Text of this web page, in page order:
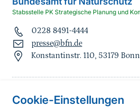
Cookie-Einstellungen
Stabsstelle PK Strategische Planung und
0228 8491-4444
presse@bfn.de
Konstantinstr. 110, 53179 Bonn
Informationen zur Seite